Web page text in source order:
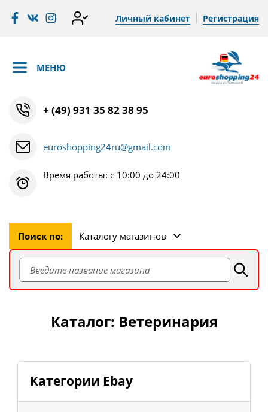
Личный кабинет Регистрация
МЕНЮ
+ (49) 931 35 82 38 95
euroshopping24ru@gmail.com
Время работы: с 10:00 до 24:00
Поиск по: Каталогу магазинов
Категории Ebay
Каталог: Ветеринария